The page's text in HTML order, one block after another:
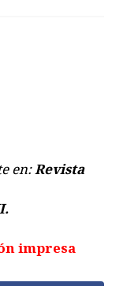
en:Revista
impresa